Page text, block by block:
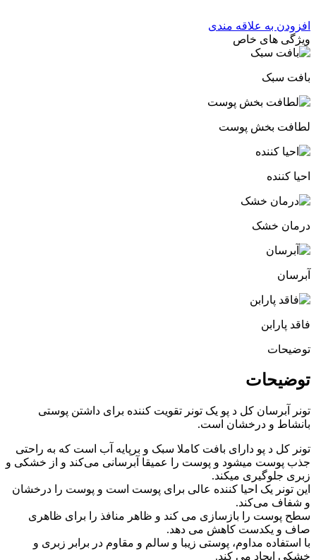
افزودن به علاقه مندی
ویژگی های خاص
بافت سبک
لطافت بخش پوست
احیا کننده
درمان خشک
آبرسان
فاقد پارابن
توضیحات
توضیحات
تونر آبرسان کل د پو یک تونر تقویت کننده برای داشتن پوستی
بانشاط و درخشان است.
تونر کل د پو دارای بافت کاملا سبک و برپایه آب است که به راحتی
جذب پوست میشود و پوست را عمیقا آبرسانی می‌کند و از خشکی و
زبری جلوگیری میکند.
این تونر یک احیا کننده عالی برای پوست است و پوست را درخشان
و شفاف می‌کند.
سطح پوست را بازسازی می کند و ظاهر منافذ را برای ظاهری
صاف و یکدست کاهش می دهد.
با استفاده مداوم، پوستی زیبا و سالم و مقاوم در برابر زبری و
خشکی ایجاد می کند.